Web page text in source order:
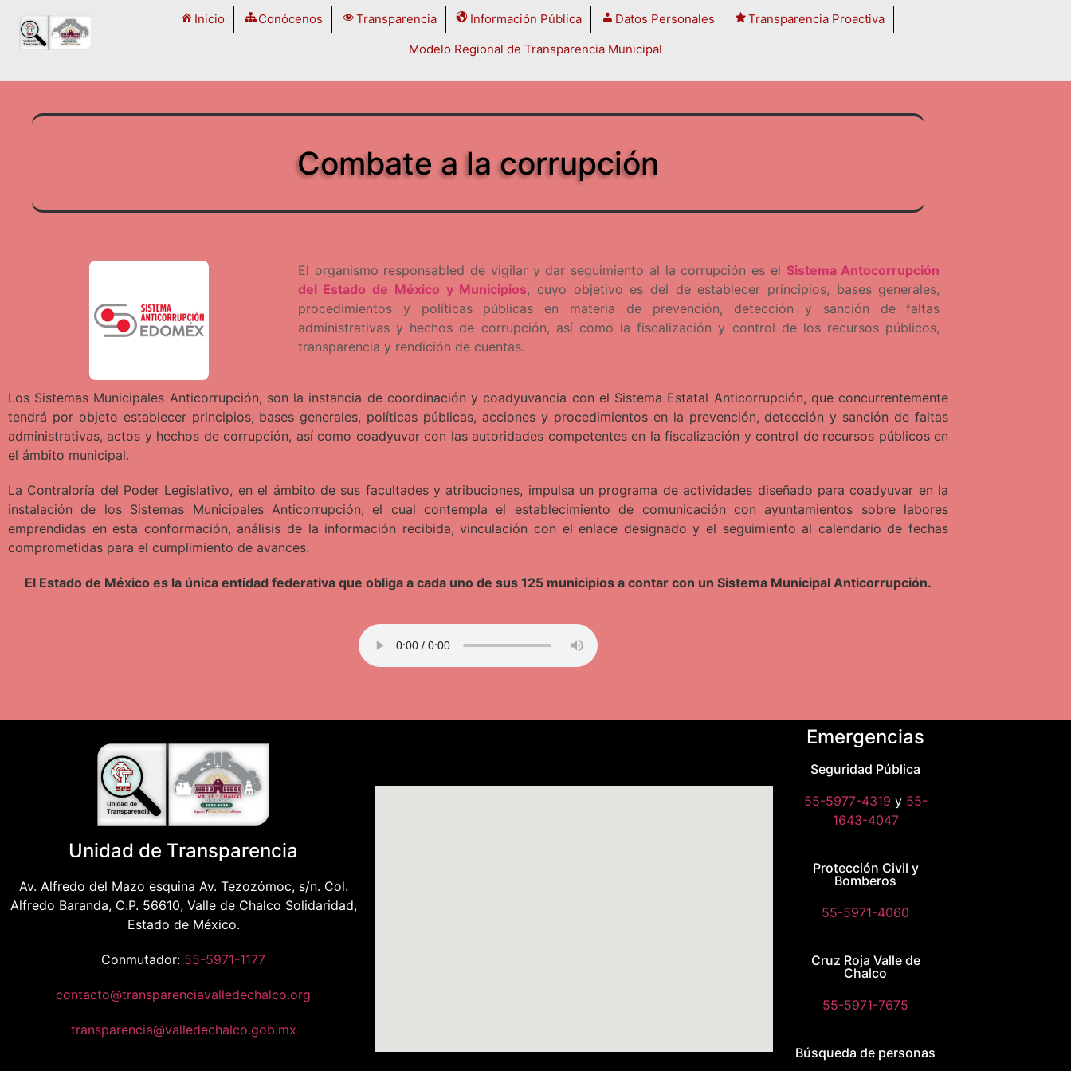
Inicio Conócenos Transparencia Información Pública Datos Personales
Transparencia Proactiva
Modelo Regional de Transparencia Municipal
Combate a la corrupción
El organismo responsabled de vigilar y dar seguimiento al la corrupción es el Sistema Antocorrupción
del Estado de México y Municipios, cuyo objetivo es del de establecer principios, bases generales,
procedimientos y políticas públicas en materia de prevención, detección y sanción de faltas
administrativas y hechos de corrupción, así como la fiscalización y control de los recursos públicos,
transparencia y rendición de cuentas.
Los Sistemas Municipales Anticorrupción, son la instancia de coordinación y coadyuvancia con el Sistema Estatal Anticorrupción, que concurrentemente
tendrá por objeto establecer principios, bases generales, políticas públicas, acciones y procedimientos en la prevención, detección y sanción de faltas
administrativas, actos y hechos de corrupción, así como coadyuvar con las autoridades competentes en la fiscalización y control de recursos públicos en
el ámbito municipal.
La Contraloría del Poder Legislativo, en el ámbito de sus facultades y atribuciones, impulsa un programa de actividades diseñado para coadyuvar en la
instalación de los Sistemas Municipales Anticorrupción; el cual contempla el establecimiento de comunicación con ayuntamientos sobre labores
emprendidas en esta conformación, análisis de la información recibida, vinculación con el enlace designado y el seguimiento al calendario de fechas
comprometidas para el cumplimiento de avances.
El Estado de México es la única entidad federativa que obliga a cada uno de sus 125 municipios a contar con un Sistema Municipal Anticorrupción.
Unidad de Transparencia
Av. Alfredo del Mazo esquina Av. Tezozómoc, s/n. Col.
Alfredo Baranda, C.P. 56610, Valle de Chalco Solidaridad,
Estado de México.
Conmutador: 55-5971-1177
contacto@transparenciavalledechalco.org
transparencia@valledechalco.gob.mx
Emergencias
Seguridad Pública
55-5977-4319 y 55-
1643-4047
Protección Civil y
Bomberos
55-5971-4060
Cruz Roja Valle de
Chalco
55-5971-7675
Búsqueda de personas